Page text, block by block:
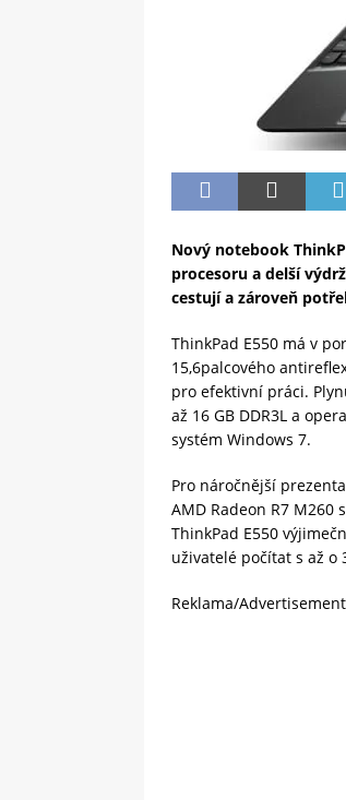
Nový notebook
procesoru a delší
cestují a zároveň
ThinkPad E550 má v
15,6palcového
pro efektivní práci.
až 16 GB DDR3L a
systém Windows 7.
Pro náročnější
AMD Radeon R7 M260
ThinkPad E550
uživatelé počítat s až o
Reklama/Advertisement